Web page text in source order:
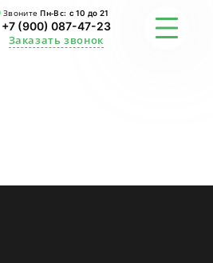
Звоните Пн-Вс: с 10 до 21
+7 (900) 087-47-23
Заказать звонок